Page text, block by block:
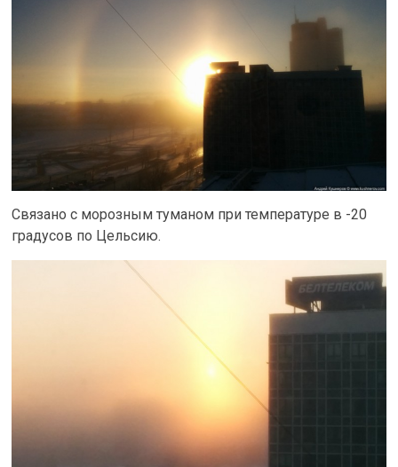
Связано с морозным туманом при температуре в -20
градусов по Цельсию.